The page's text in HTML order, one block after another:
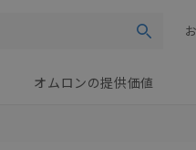
検索
オムロンの提供価値